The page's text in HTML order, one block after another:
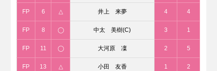
FP 6 △ 井上 来夢 4 4
FP 8 ◯ 中太 美樹(C) 3 1
FP 11 ◯ 大河原 凜 2 5
FP 13 △ 小田 友香 1 2